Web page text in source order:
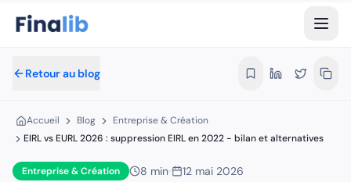
EIRL vs EURL 2026 : suppression
Par Équipe Finalib
- Publié le 12 mai 2026
Accueil›Blog ›Entreprise & Création
EURL alternative
Dans cet article :
Retour au blog
Accueil Blog
Entreprise & Création
EIRL vs EURL 2026 : suppression EIRL en 2022 - bilan et alternatives
Entreprise & Création 8 min 12 mai 2026